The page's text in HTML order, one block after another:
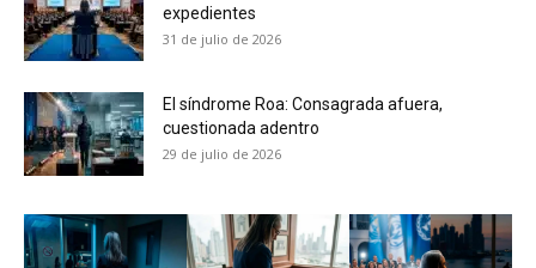
No te pierdas de las
Suscríbete a nuestro boletín diario y
expedientes
31 de julio de 2026
El síndrome Roa: Consagrada afuera,
cuestionada adentro
29 de julio de 2026